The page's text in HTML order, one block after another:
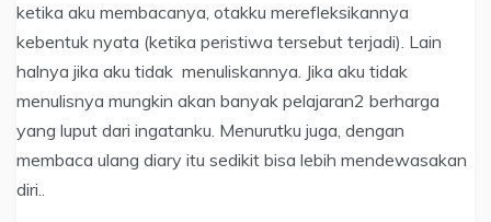
ketika aku membacanya, otakku merefleksikannya
kebentuk nyata (ketika peristiwa tersebut terjadi). Lain
halnya jika aku tidak menuliskannya. Jika aku tidak
menulisnya mungkin akan banyak pelajaran2 berharga
yang luput dari ingatanku. Menurutku juga, dengan
membaca ulang diary itu sedikit bisa lebih mendewasakan
diri..